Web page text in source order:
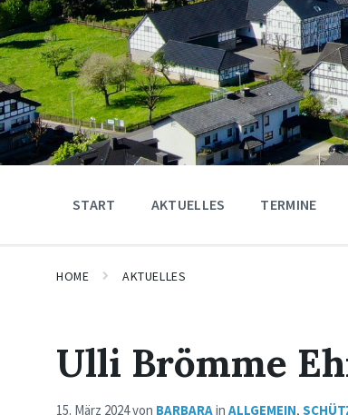
START AKTUELLES TERMINE
HOME AKTUELLES
Ulli Brömme
15. März 2024von BARBARAin ALLGEMEIN,